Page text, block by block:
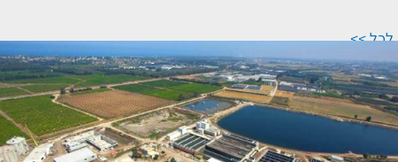
<< לכל
החדשות